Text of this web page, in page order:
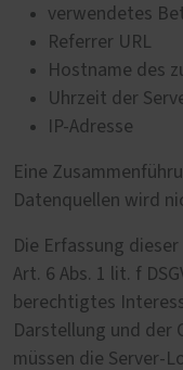
verwendetes
Referrer URL
Hostname des
Uhrzeit der
IP-Adresse
Eine
Datenquellen wird
Die Erfassung
Art. 6 Abs. 1 lit. f
berechtigtes
Darstellung und der
müssen die Server-